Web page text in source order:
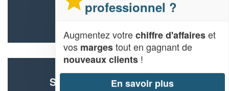
Rue Marcel Cachin
SOCIÉTÉ ALBERT MICHEL
professionnel ?
Augmentez votrechiffre d'affaireset
vos margestout en gagnant de
nouveaux clients !
En savoir plus